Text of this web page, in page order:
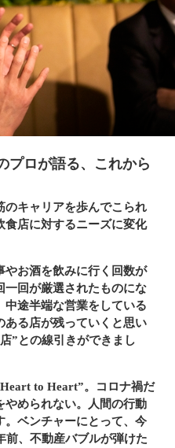
プロが語る、これから
キャリアを歩んでこられ
食店に対するニーズに変化
お酒を飲みに行く回数が
一回が厳選されたものにな
中途半端な営業をしている
ある店が残っていくと思い
”との線引きができまし
to Heart”。コロナ禍だ
やめられない。人間の行動
。ベンチャーにとって、今
前、不動産バブルが弾けた